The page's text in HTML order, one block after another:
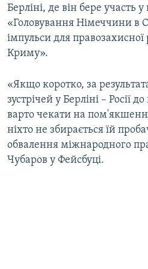
Берліні, де він бере участь у
«Головування Німеччини в
імпульси для правозахисної
Криму».
«Якщо коротко, за
зустрічей у Берліні – Росії
варто чекати на
ніхто не збирається їй
обвалення міжнародного
Чубаров у Фейсбуці.